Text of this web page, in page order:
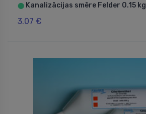
⬤ Kanalizācijas smēre Felder 0.15 kg
3.07 €